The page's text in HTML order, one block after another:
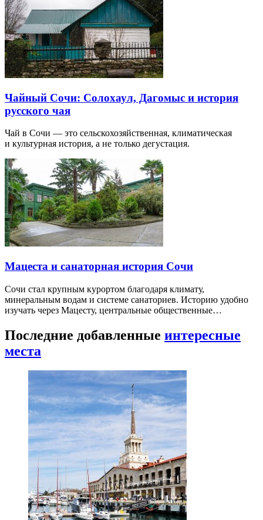
Чайный Сочи: Солохаул, Дагомыс и история
русского чая
Чай в Сочи — это сельскохозяйственная, климатическая
и культурная история, а не только дегустация.
Мацеста и санаторная история Сочи
Сочи стал крупным курортом благодаря климату,
минеральным водам и системе санаториев. Историю удобно
изучать через Мацесту, центральные общественные…
Последние добавленные интересные
места